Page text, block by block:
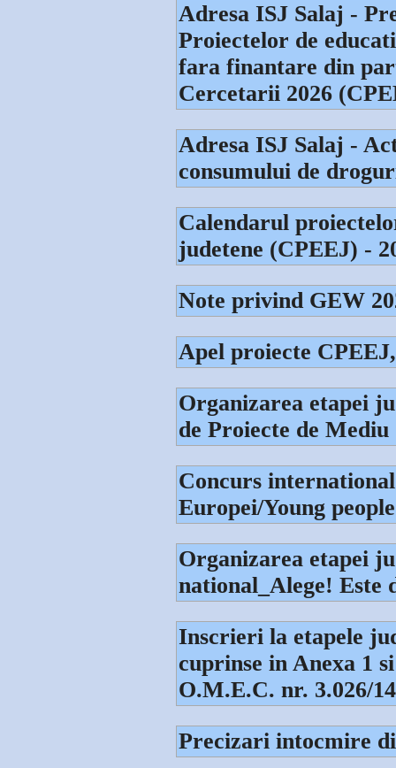
Adresa ISJ Salaj -
Proiectelor de
fara finantare din
Cercetarii 2026
Adresa ISJ Salaj -
consumului de
Calendarul
judetene (CPEEJ) -
Note privind GEW
Apel proiecte
Organizarea etapei
de Proiecte de Mediu
Concurs
Europei/Young
Organizarea etapei
national_Alege! Este
Inscrieri la etapele
cuprinse in Anexa 1
O.M.E.C. nr. 3.026/
Precizari intocmire